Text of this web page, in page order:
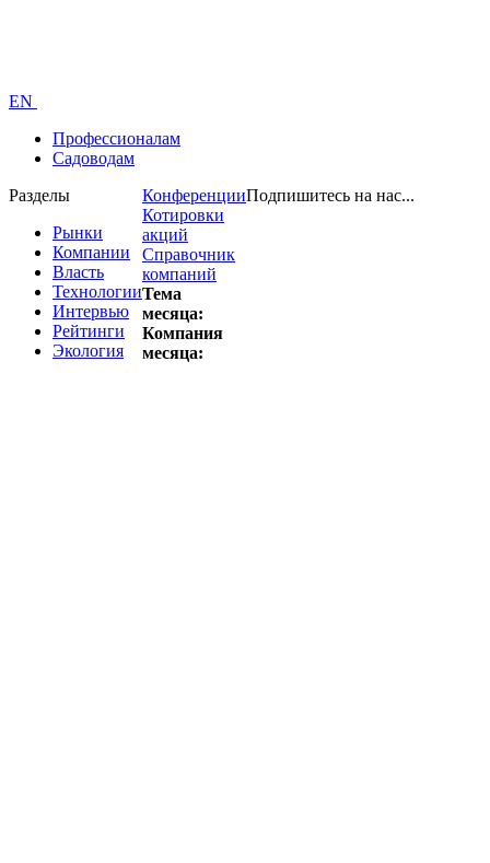
EN
Профессионалам
Садоводам
Разделы
Рынки
Компании
Власть
Технологии
Интервью
Рейтинги
Экология
Конференции
Котировки
акций
Справочник
компаний
Тема
месяца:
Компания
месяца:
Подпишитесь на нас...